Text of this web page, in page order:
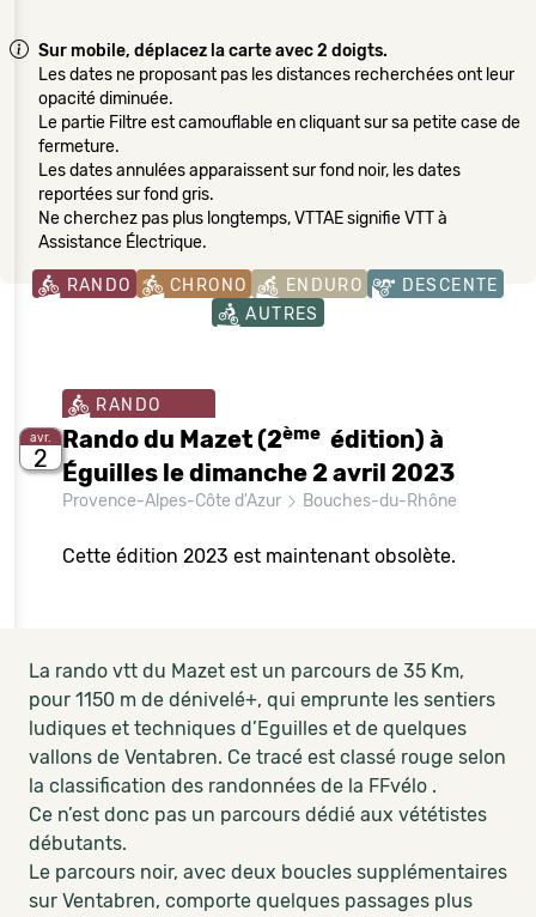
Sur mobile, déplacez la carte avec 2 doigts.
Les dates ne proposant pas les distances recherchées ont leur
opacité diminuée.
Le partie Filtre est camouflable en cliquant sur sa petite case de
fermeture.
Les dates annulées apparaissent sur fond noir, les dates
reportées sur fond gris.
Ne cherchez pas plus longtemps, VTTAE signifie VTT à
Assistance Électrique.
RANDO CHRONO ENDURO
DESCENTE
AUTRES
avr.
2
RANDO
Rando du Mazet (2ème édition) à
Éguilles le dimanche 2 avril 2023
Provence-Alpes-Côte d'Azur Bouches-du-Rhône
Cette édition 2023 est maintenant obsolète.
La rando vtt du Mazet est un parcours de 35 Km,
pour 1150 m de dénivelé+, qui emprunte les sentiers
ludiques et techniques d’Eguilles et de quelques
vallons de Ventabren. Ce tracé est classé rouge selon
la classification des randonnées de la FFvélo .
Ce n’est donc pas un parcours dédié aux vététistes
débutants.
Le parcours noir, avec deux boucles supplémentaires
sur Ventabren, comporte quelques passages plus